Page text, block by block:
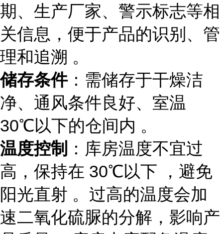
期、生产厂家、警示标志等相
关信息，便于产品的识别、管
理和追溯 。
储存条件：需储存于干燥洁
净、通风条件良好、室温
30℃以下的仓间内 。
温度控制 ：库房温度不宜过
高，保持在 30℃以下 ，避免
阳光直射 。过高的温度会加
速二氧化硫脲的分解，影响产